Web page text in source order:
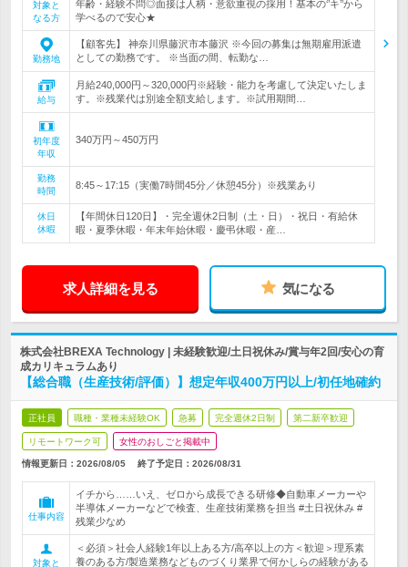
対象と
なる方
年齢・経験不問◎面接は人柄・意欲重視の採用！基本の‘’キ’’から
学べるので安心★
勤務地
【顧客先】 神奈川県藤沢市本藤沢 ※今回の募集は無期雇用派遣
としての勤務です。 ※当面の間、転勤な…
給与
月給240,000円～320,000円※経験・能力を考慮して決定いたしま
す。※残業代は別途全額支給します。※試用期間…
初年度
年収
340万円～450万円
勤務
時間
8:45～17:15（実働7時間45分／休憩45分）※残業あり
休日
休暇
【年間休日120日】・完全週休2日制（土・日）・祝日・有給休
暇・夏季休暇・年末年始休暇・慶弔休暇・産…
求人詳細を見る 気になる
株式会社BREXA Technology | 未経験歓迎/土日祝休み/賞与年2回/安心の育
成カリキュラムあり
【総合職（生産技術/評価）】想定年収400万円以上/初任地確約
正社員 職種・業種未経験OK 急募 完全週休2日制 第二新卒歓迎
リモートワーク可 女性のおしごと掲載中
情報更新日：2026/08/05 終了予定日： 2026/08/31
仕事内容
イチから……いえ、ゼロから成長できる研修◆自動車メーカーや
半導体メーカーなどで検査、生産技術業務を担当 #土日祝休み #
残業少なめ
対象と
＜必須＞社会人経験1年以上ある方/高卒以上の方＜歓迎＞理系素
養のある方/製造業務などものづくり業界で何かしらの経験がある